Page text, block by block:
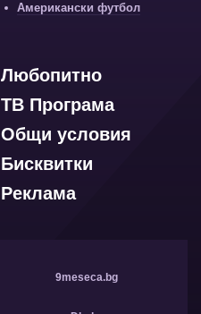
Американски футбол
Любопитно
ТВ Програма
Общи условия
Бисквитки
Реклама
9meseca.bg